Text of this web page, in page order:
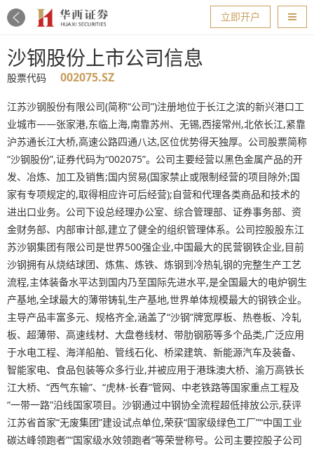
导航
立即开户
沙钢股份上市公司信息
股票代码 002075.SZ
江苏沙钢股份有限公司(简称“公司”)注册地位于长江之滨的新兴港口工
业城市——张家港,东临上海,南靠苏州、无锡,西接常州,北依长江,紧靠
沪苏通长江大桥,高速公路四通八达,区位优势得天独厚。公司股票简称
“沙钢股份”,证券代码为“002075”。公司主要经营以黑色金属产品的开
发、冶炼、加工及销售;国内贸易(国家禁止或限制经营的项目除外;国
家有专项规定的,取得相应许可后经营);自营和代理各类商品和技术的
进出口业务。公司下设总经理办公室、综合管理部、证券事务部、资
金财务部、内部审计部,建立了健全的组织管理体系。公司控股股东江
苏沙钢集团有限公司是世界500强企业,中国最大的民营钢铁企业,目前
沙钢拥有从烧结球团、炼焦、炼铁、炼钢到冷热轧钢的完整生产工艺
流程,主体装备水平达到国内乃至国际先进水平,是全国最大的电炉钢生
产基地,全球最大的薄带铸轧生产基地,世界单体规模最大的钢铁企业。
主导产品丰富多元、规格齐全,涵盖了“沙钢”牌宽厚板、热卷板、冷轧
板、超薄带、高速线材、大盘卷线材、带肋钢筋等多个品类,广泛应用
于水电工程、海洋船舶、管线石化、桥梁建筑、新能源汽车及装备、
智能家电、食品包装等众多行业,并被应用于港珠澳大桥、渝万高铁长
江大桥、“西气东输”、“虎林-长春”管网、中老铁路等国家重点工程及
“一带一路”沿线国家项目。沙钢通过中钢协全流程超低排放公示,获评
江苏省首家“无废集团”建设试点单位,荣获“国家级绿色工厂”“中国工业
碳达峰领跑者”“国家级水效领跑者”等荣誉称号。公司主要控股子公司